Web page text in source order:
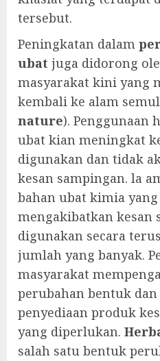
tersebut.
Peningkatan dalam
ubat juga didorong
masyarakat kini yang
kembali ke alam
nature). Penggunaan
ubat kian meningkat
digunakan dan tidak
kesan sampingan. la
bahan ubat kimia
mengakibatkan kesan
digunakan secara
jumlah yang banyak.
masyarakat
perubahan bentuk
penyediaan produk
yang diperlukan.
salah satu bentuk